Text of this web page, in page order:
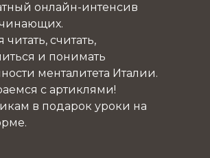
онлайн-интенсив
считать,
и понимать
менталитета Италии.
с артиклями!
в подарок уроки на